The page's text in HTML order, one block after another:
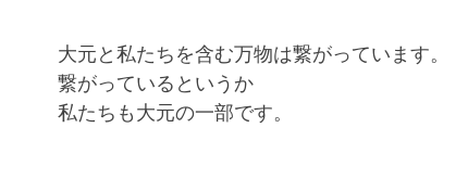
大元と私たちを含む万物は繋がっています。
繋がっているというか
私たちも大元の一部です。